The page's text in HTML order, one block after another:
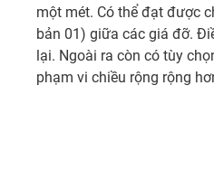
một mét. Có thể đạt được
bản 01) giữa các giá đỡ.
lại. Ngoài ra còn có tùy
phạm vi chiều rộng rộng